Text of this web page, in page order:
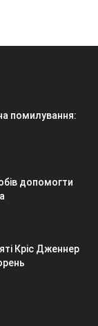
помилування:
допомогти
Кріс Дженнер